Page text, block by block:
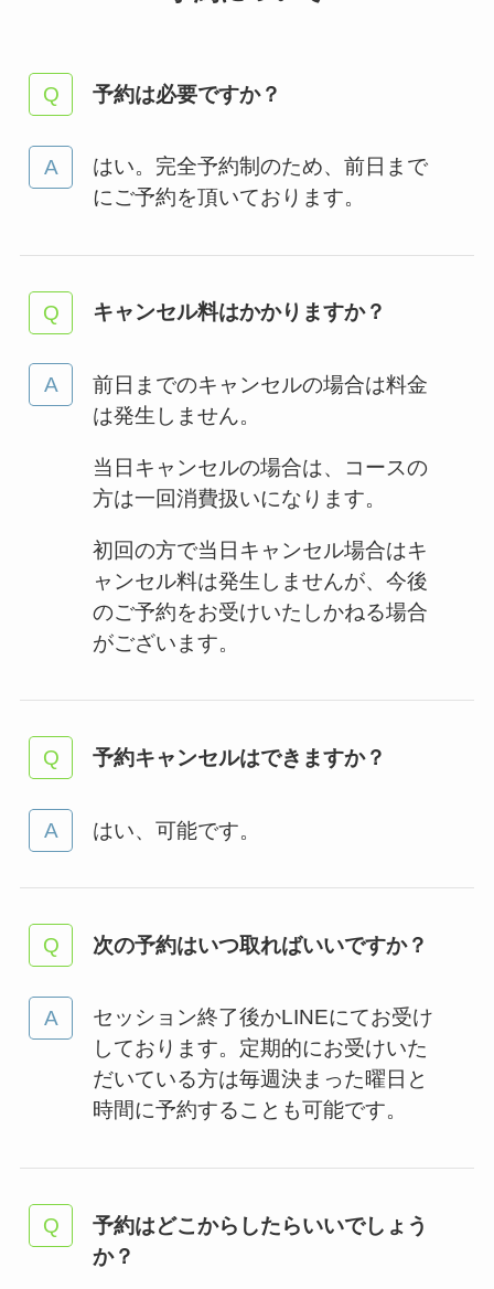
予約は必要ですか？
はい。完全予約制のため、前日まで
にご予約を頂いております。
キャンセル料はかかりますか？
前日までのキャンセルの場合は料金
は発生しません。
当日キャンセルの場合は、コースの
方は一回消費扱いになります。
初回の方で当日キャンセル場合はキ
ャンセル料は発生しませんが、今後
のご予約をお受けいたしかねる場合
がございます。
予約キャンセルはできますか？
はい、可能です。
次の予約はいつ取ればいいですか？
セッション終了後かLINEにてお受け
しております。定期的にお受けいた
だいている方は毎週決まった曜日と
時間に予約することも可能です。
予約はどこからしたらいいでしょう
か？